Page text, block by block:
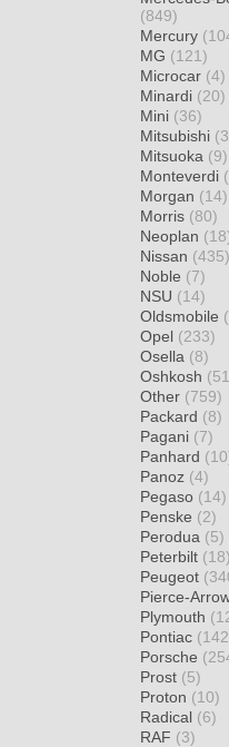
(849)
Mercury
MG (121)
Microcar (4)
Minardi (20)
Mini (36)
Mitsubishi
Mitsuoka (9)
Monteverdi
Morgan (14)
Morris (80)
Neoplan
Nissan (435)
Noble (7)
NSU (14)
Oldsmobile
Opel (233)
Osella (8)
Oshkosh
Other (759)
Packard (8)
Pagani (7)
Panhard
Panoz (4)
Pegaso (14)
Penske (2)
Perodua (5)
Peterbilt (18)
Peugeot
Pierce-
Plymouth
Pontiac
Porsche
Prost (5)
Proton (10)
Radical (6)
RAF (3)